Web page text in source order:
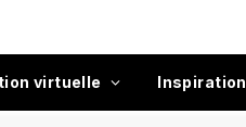
virtuelle Inspiration